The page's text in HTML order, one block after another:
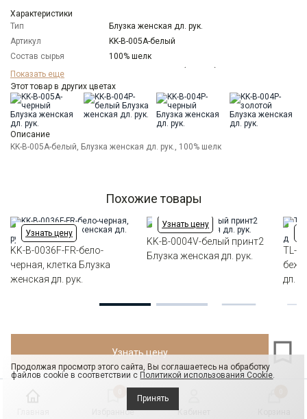
Характеристики
Тип
Блузка женская дл. рук.
Артикул
KK-B-005А-белый
Состав сырья
100% шелк
Бренд
Особенности
ткани
Прозрачный фон
Модель
Классическая свободная
Цвет
Ворот
Круглый
Показать еще
Этот товар в других цветах
Описание
KK-B-005А-белый, Блузка женская дл. рук., 100% шелк
Похожие товары
Узнать цену
KK-B-0036F-FR-бело-
черная, клетка Блузка
женская дл. рук.
Узнать цену
KK-B-0004V-белый принт2
Блузка женская дл. рук.
TL-
дл.
Узнать цену
Избранное Кабинет
Продолжая просмотр этого сайта, Вы соглашаетесь на обработку
файлов cookie в соответствии с Политикой использования Cookie.
Принять